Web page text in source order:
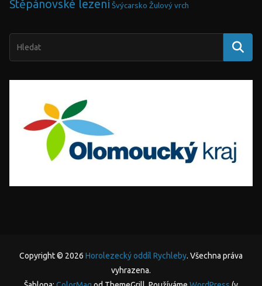
Štěpánovské lezení Švýcarsko Žulový vrch
Copyright © 2026 Horolezecký oddíl Rychleby. Všechna práva
vyhrazena.